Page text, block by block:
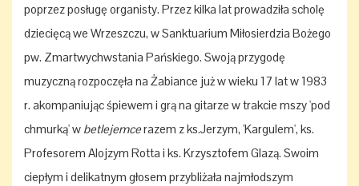
poprzez posługę organisty. Przez kilka lat prowadziła scholę
dziecięcą we Wrzeszczu, w Sanktuarium Miłosierdzia Bożego
pw. Zmartwychwstania Pańskiego. Swoją przygodę
muzyczną rozpoczęła na Żabiance już w wieku 17 lat w 1983
r. akompaniując śpiewem i grą na gitarze w trakcie mszy 'pod
chmurką' w betlejemcerazem z ks.Jerzym, 'Kargulem', ks.
Profesorem Alojzym Rotta i ks. Krzysztofem Glazą. Swoim
ciepłym i delikatnym głosem przybliżała najmłodszym